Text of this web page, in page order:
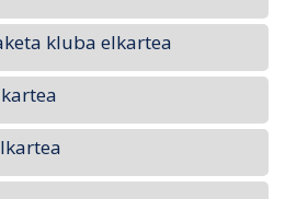
kluba elkartea